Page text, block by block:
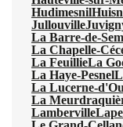
Hudimesnil
Jullouville
La Barre-de-
La Chapelle-
La FeuillieLa
La Haye-Pesnel
La Lucerne-
La
Lamberville